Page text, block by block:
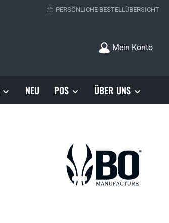
PERSÖNLICHE BESTELLÜBERSICHT
Mein Konto
NEU POS ÜBER UNS